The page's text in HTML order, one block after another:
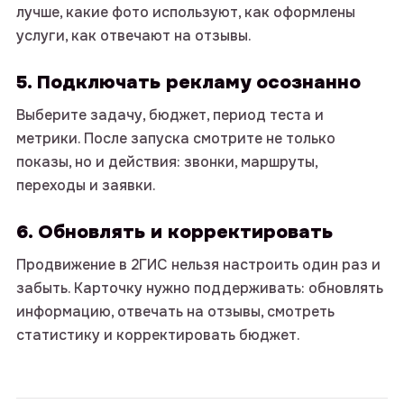
лучше, какие фото используют, как оформлены
услуги, как отвечают на отзывы.
5. Подключать рекламу осознанно
Выберите задачу, бюджет, период теста и
метрики. После запуска смотрите не только
показы, но и действия: звонки, маршруты,
переходы и заявки.
6. Обновлять и корректировать
Продвижение в 2ГИС нельзя настроить один раз и
забыть. Карточку нужно поддерживать: обновлять
информацию, отвечать на отзывы, смотреть
статистику и корректировать бюджет.